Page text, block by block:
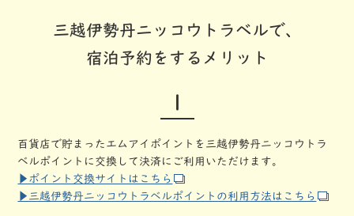
三越伊勢丹ニッコウトラベルで、
宿泊予約をするメリット
1
百貨店で貯まったエムアイポイントを三越伊勢丹ニッコウトラ
ベルポイントに交換して決済にご利用いただけます。
▶︎ポイント交換サイトはこちら
▶三越伊勢丹ニッコウトラベルポイントの利用方法はこちら